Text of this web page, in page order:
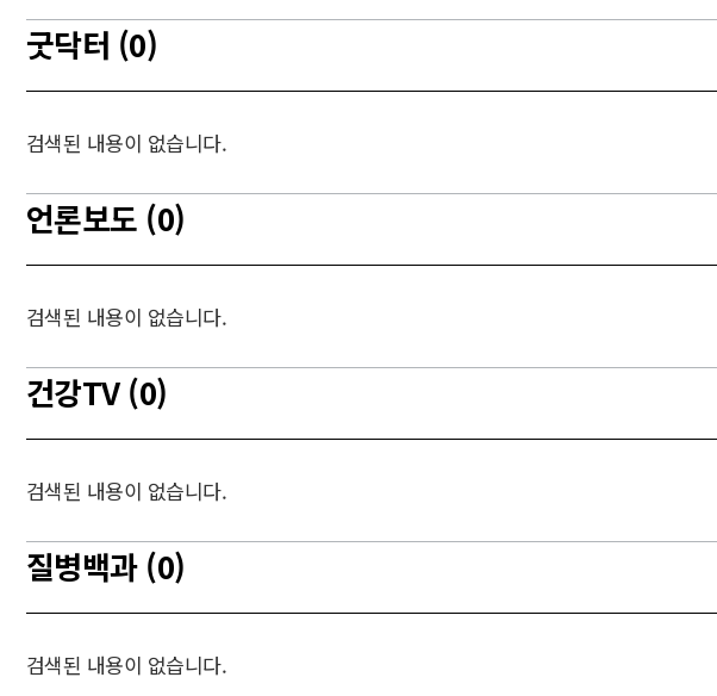
굿닥터 (0)
검색된 내용이 없습니다.
언론보도 (0)
검색된 내용이 없습니다.
건강TV (0)
검색된 내용이 없습니다.
질병백과 (0)
검색된 내용이 없습니다.